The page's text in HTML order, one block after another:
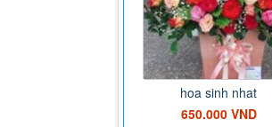
hoa sinh nhat
650.000 VND